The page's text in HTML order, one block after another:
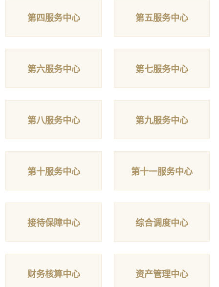
第四服务中心 第五服务中心
第六服务中心 第七服务中心
第八服务中心 第九服务中心
第十服务中心 第十一服务中心
接待保障中心 综合调度中心
财务核算中心 资产管理中心